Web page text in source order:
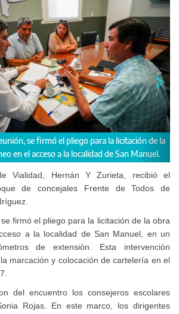
para la licitación de la
de San Manuel.
Además, participaron
escolares Matías
Vialidad, Hernán Y Zurieta, recibió el
de concejales Frente de Todos de
firmó el pliego para la licitación de la obra
a la localidad de San Manuel, en un
de extensión. Esta intervención
marcación y colocación de cartelería en el
del encuentro los consejeros escolares
Rojas. En este marco, los dirigentes